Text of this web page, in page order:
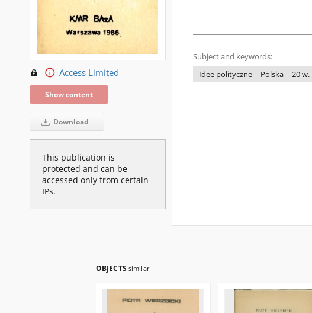
Access Limited
Show content
Download
This publication is
protected and can be
accessed only from certain
IPs.
Subject and keywords:
Idee polityczne -- Polska -- 20 w.
OBJECTS similar